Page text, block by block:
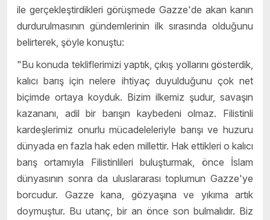
ile gerçekleştirdikleri görüşmede Gazze'de akan kanın
durdurulmasının gündemlerinin ilk sırasında olduğunu
belirterek, şöyle konuştu:
"Bu konuda tekliflerimizi yaptık, çıkış yollarını gösterdik,
kalıcı barış için nelere ihtiyaç duyulduğunu çok net
biçimde ortaya koyduk. Bizim ilkemiz şudur, savaşın
kazananı, adil bir barışın kaybedeni olmaz. Filistinli
kardeşlerimiz onurlu mücadeleleriyle barışı ve huzuru
dünyada en fazla hak eden millettir. Hak ettikleri o kalıcı
barış ortamıyla Filistinlileri buluşturmak, önce İslam
dünyasının sonra da uluslararası toplumun Gazze'ye
borcudur. Gazze kana, gözyaşına ve yıkıma artık
doymuştur. Bu utanç, bir an önce son bulmalıdır. Biz